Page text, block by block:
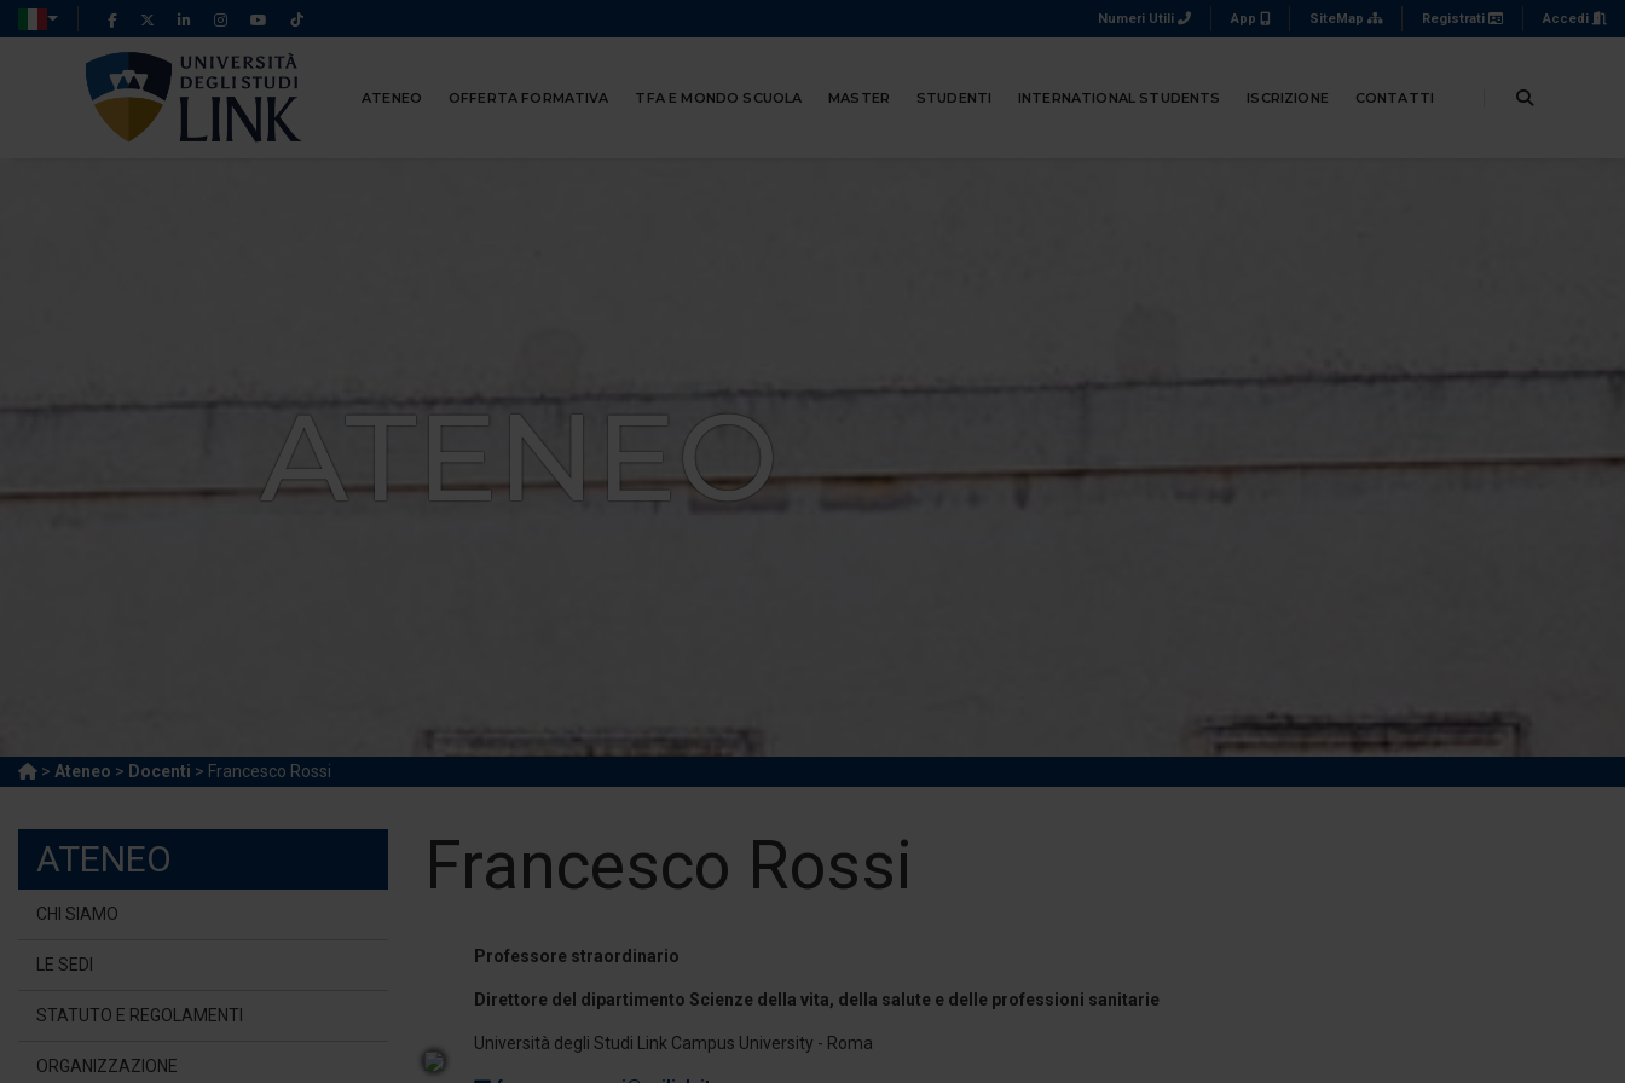
Numeri Utili App SiteMap Registrati Accedi
ATENEO OFFERTA FORMATIVA TFA E MONDO SCUOLA MASTER STUDENTI INTERNATIONAL STUDENTS ISCRIZIONE CONTATTI
ATENEO
> Ateneo > Docenti > Francesco Rossi
ATENEO
CHI SIAMO
LE SEDI
STATUTO E REGOLAMENTI
ORGANIZZAZIONE
Francesco Rossi
Professore straordinario
Direttore del dipartimento Scienze della vita, della salute e delle professioni sanitarie
Università degli Studi Link Campus University - Roma